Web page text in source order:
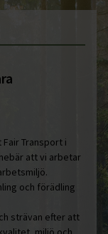
Transport i
att vi arbetar
och förädling
strävan efter att